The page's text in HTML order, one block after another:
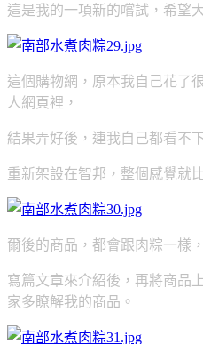
這是我的一項新的嚐試，希望
這個購物網，原本我自己花了
人網頁裡，
結果弄好後，連我自己都看不
重新架設在智邦，整個感覺就
爾後的商品，都會跟肉粽一樣
寫篇文章來介紹後，再將商品
家多瞭解我的商品。